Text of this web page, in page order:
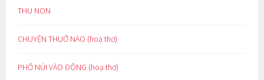
THU NON
CHUYỆN THUỞ NÀO (hoạ thơ)
PHỐ NÚI VÀO ĐÔNG (hoạ thơ)